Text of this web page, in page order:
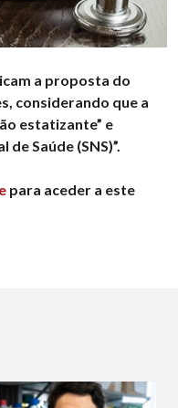
a proposta do
considerando que a
estatizante” e
Saúde (SNS)”.
para aceder a este